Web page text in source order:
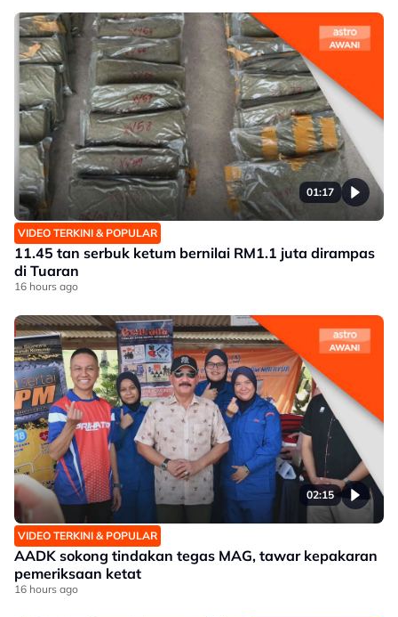
01:17
VIDEO TERKINI & POPULAR
11.45 tan serbuk ketum bernilai RM1.1 juta dirampas
di Tuaran
16 hours ago
02:15
VIDEO TERKINI & POPULAR
AADK sokong tindakan tegas MAG, tawar kepakaran
pemeriksaan ketat
16 hours ago